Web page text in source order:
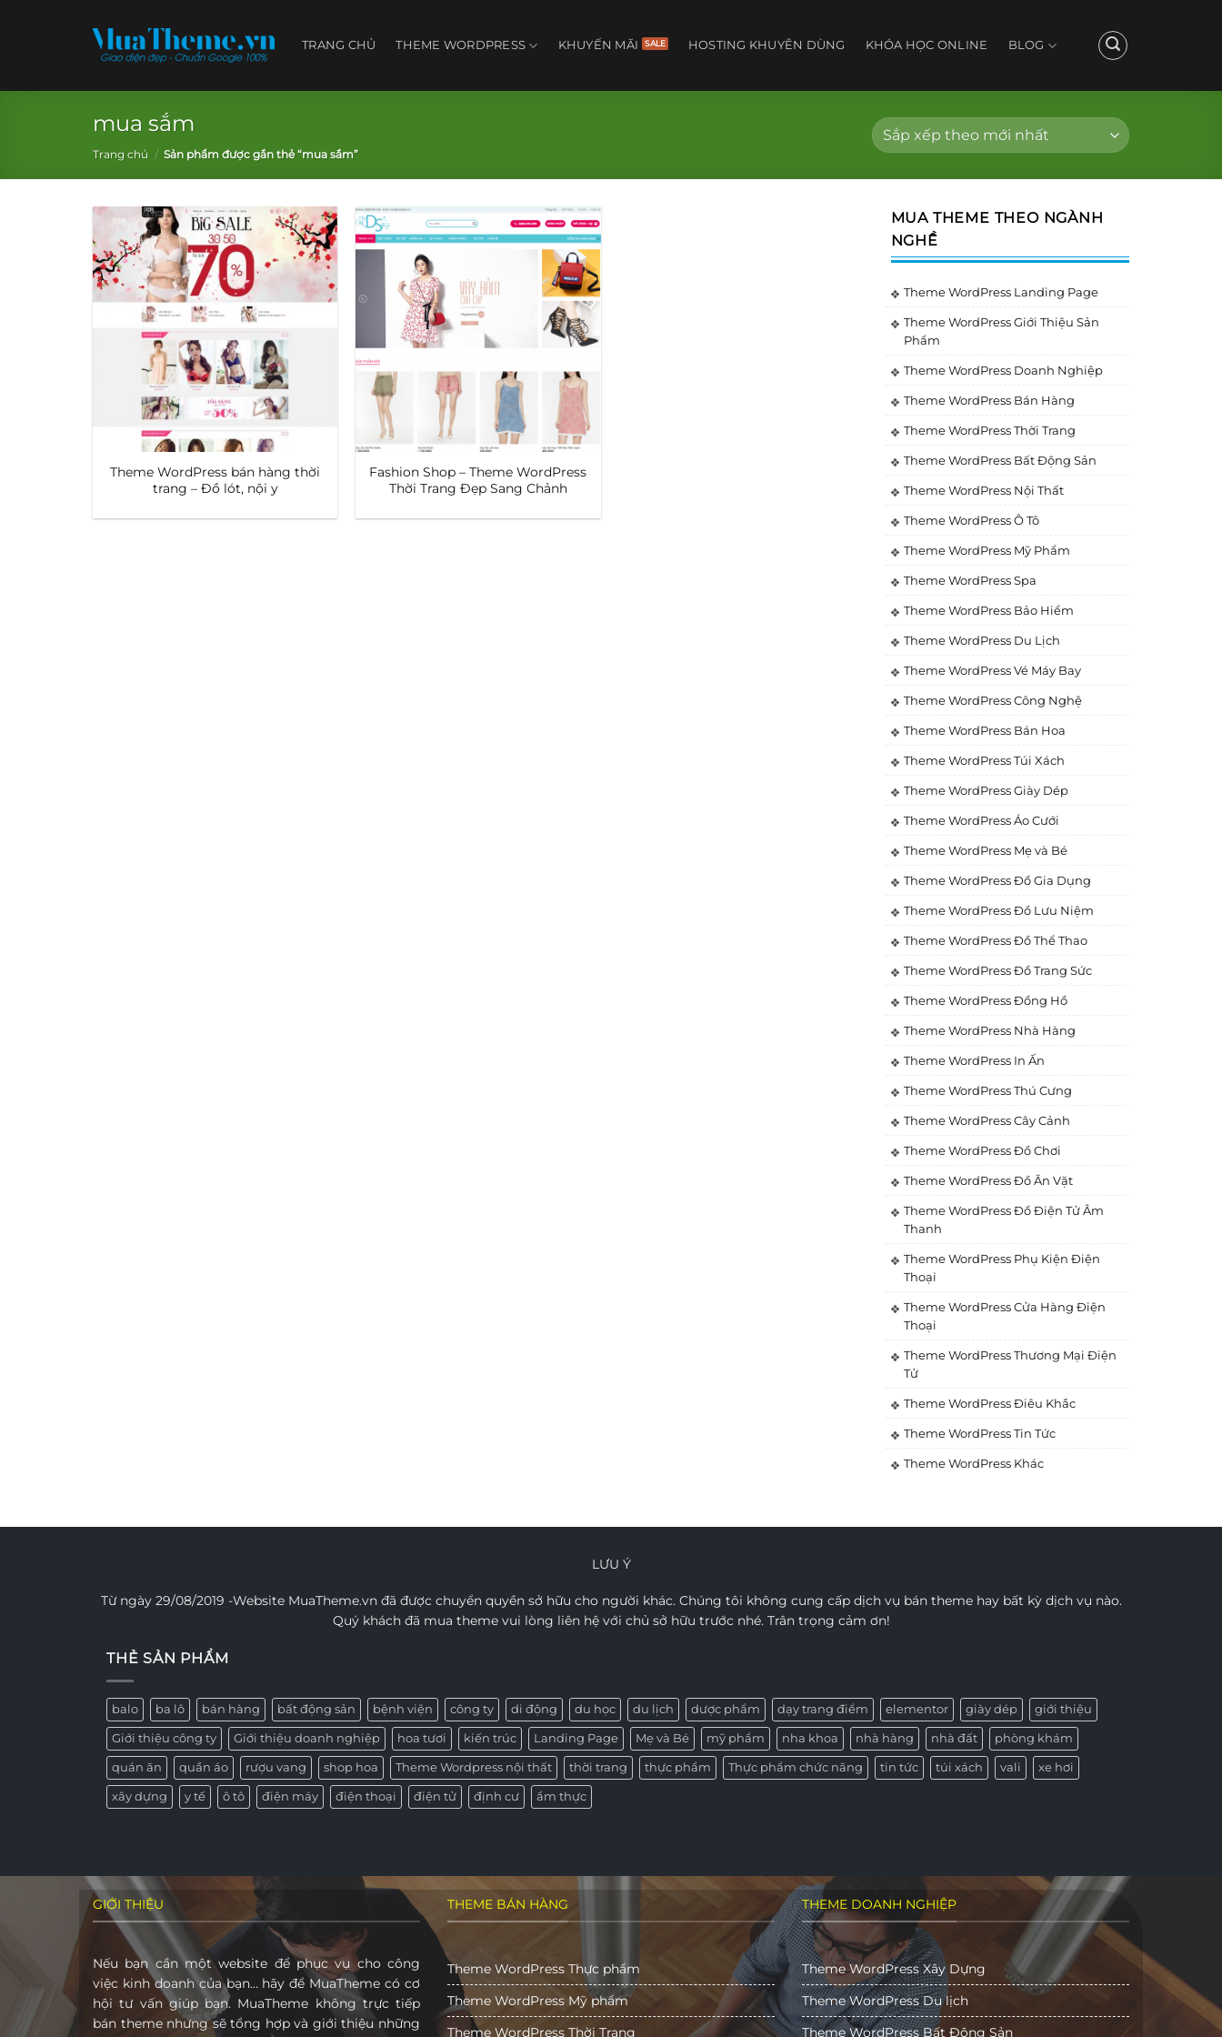
TRANG CHỦ THEME WORDPRESS KHUYẾN MÃI HOSTING KHUYÊN DÙNG KHÓA HỌC ONLINE BLOG
mua sắm
Trang chủ / Sản phẩm được gắn thẻ “mua sắm”
Theme WordPress bán hàng thời
trang – Đồ lót, nội y
Fashion Shop – Theme WordPress
Thời Trang Đẹp Sang Chảnh
MUA THEME THEO NGÀNH
NGHỀ
Theme WordPress Landing Page
Theme WordPress Giới Thiệu Sản
Phẩm
Theme WordPress Doanh Nghiệp
Theme WordPress Bán Hàng
Theme WordPress Thời Trang
Theme WordPress Bất Động Sản
Theme WordPress Nội Thất
Theme WordPress Ô Tô
Theme WordPress Mỹ Phẩm
Theme WordPress Spa
Theme WordPress Bảo Hiểm
Theme WordPress Du Lịch
Theme WordPress Vé Máy Bay
Theme WordPress Công Nghệ
Theme WordPress Bán Hoa
Theme WordPress Túi Xách
Theme WordPress Giày Dép
Theme WordPress Áo Cưới
Theme WordPress Mẹ và Bé
Theme WordPress Đồ Gia Dụng
Theme WordPress Đồ Lưu Niệm
Theme WordPress Đồ Thể Thao
Theme WordPress Đồ Trang Sức
Theme WordPress Đồng Hồ
Theme WordPress Nhà Hàng
Theme WordPress In Ấn
Theme WordPress Thú Cưng
Theme WordPress Cây Cảnh
Theme WordPress Đồ Chơi
Theme WordPress Đồ Ăn Vặt
Theme WordPress Đồ Điện Tử Âm
Thanh
Theme WordPress Phụ Kiện Điện
Thoại
Theme WordPress Cửa Hàng Điện
Thoại
Theme WordPress Thương Mại Điện
Tử
Theme WordPress Điêu Khắc
Theme WordPress Tin Tức
Theme WordPress Khác
LƯU Ý
Từ ngày 29/08/2019 -Website MuaTheme.vn đã được chuyển quyền sở hữu cho người khác. Chúng tôi không cung cấp dịch vụ bán theme hay bất kỳ dịch vụ nào.
Quý khách đã mua theme vui lòng liên hệ với chủ sở hữu trước nhé. Trân trọng cảm ơn!
THẺ SẢN PHẨM
balo ba lô bán hàng bất động sản bệnh viện công ty di động du học du lịch dược phẩm dạy trang điểm elementor giày dép giới thiệu
Giới thiệu công ty Giới thiệu doanh nghiệp hoa tươi kiến trúc Landing Page Mẹ và Bé mỹ phẩm nha khoa nhà hàng nhà đất phòng khám
quán ăn quần áo rượu vang shop hoa Theme Wordpress nội thất thời trang thực phẩm Thực phẩm chức năng tin tức túi xách vali xe hơi
xây dựng y tế ô tô điện máy điện thoại điện tử định cư ẩm thực
GIỚI THIỆU
Nếu bạn cần một website để phục vụ cho công
việc kinh doanh của bạn… hãy để MuaTheme có cơ
hội tư vấn giúp bạn. MuaTheme không trực tiếp
bán theme nhưng sẽ tổng hợp và giới thiệu những
THEME BÁN HÀNG
Theme WordPress Thực phẩm
Theme WordPress Mỹ phẩm
Theme WordPress Thời Trang
THEME DOANH NGHIỆP
Theme WordPress Xây Dựng
Theme WordPress Du lịch
Theme WordPress Bất Động Sản